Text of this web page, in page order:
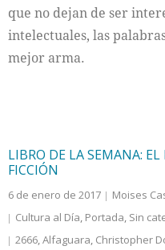
que no dejan de ser
intelectuales, las
mejor arma.
LIBRO DE LA SEMANA:
FICCIÓN
6 de enero de 2017
Moises
Cultura al Día, Portada, Sin
2666,Alfaguara, Christopher